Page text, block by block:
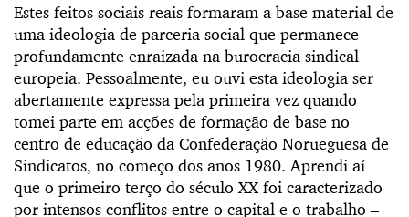
Estes feitos sociais reais formaram a base material de
uma ideologia de parceria social que permanece
profundamente enraizada na burocracia sindical
europeia. Pessoalmente, eu ouvi esta ideologia ser
abertamente expressa pela primeira vez quando
tomei parte em acções de formação de base no
centro de educação da Confederação Norueguesa de
Sindicatos, no começo dos anos 1980. Aprendi aí
que o primeiro terço do século XX foi caracterizado
por intensos conflitos entre o capital e o trabalho –